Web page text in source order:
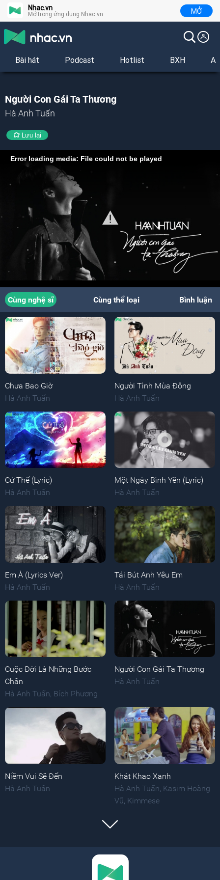
Nhac.vn
Mở trong ứng dụng Nhac.vn MỞ
Bài hát Podcast Hotlist BXH
Người Con Gái Ta Thương
Hà Anh Tuấn
Lưu lại
Error loading media: File could not be played
Cùng nghệ sĩ Cùng thể loại Bình luận
Chưa Bao Giờ
Hà Anh Tuấn
Người Tình Mùa Đông
Hà Anh Tuấn
Cứ Thế (Lyric)
Hà Anh Tuấn
Một Ngày Bình Yên (Lyric)
Hà Anh Tuấn
Em À (Lyrics Ver)
Hà Anh Tuấn
Tái Bút Anh Yêu Em
Hà Anh Tuấn
Cuộc Đời Là Những Bước
Chân
Hà Anh Tuấn, Bích Phương
Người Con Gái Ta Thương
Hà Anh Tuấn
Niềm Vui Sẽ Đến
Hà Anh Tuấn
Khát Khao Xanh
Hà Anh Tuấn Kasim Hoàng
Vũ Kimmese